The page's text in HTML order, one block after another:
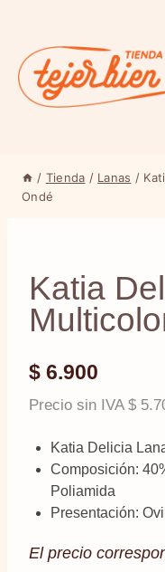
contenido
/ Tienda / Lanas /
Ondé
Katia
$ 6.900
Precio sin IVA $
Katia Delicia
Composición:
Poliamida
Presentación:
El precio